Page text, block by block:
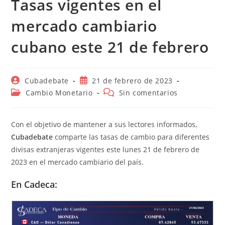
Tasas vigentes en el
mercado cambiario
cubano este 21 de febrero
Autor
de
Cubadebate
Publicación
de
21 de febrero de 2023
Categoría
entrada:
Cambio Monetario
Comentarios
entrada:
Sin comentarios
Con el objetivo de mantener a sus lectores informados,
Cubadebate comparte las tasas de cambio para diferentes
divisas extranjeras vigentes este lunes 21 de febrero de
2023 en el mercado cambiario del país.
En Cadeca: